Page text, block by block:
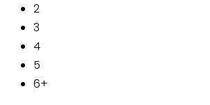
2
3
4
5
6+